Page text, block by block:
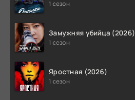
1 сезон
Замужняя убийца (2026)
1 сезон
Яростная (2026)
1 сезон